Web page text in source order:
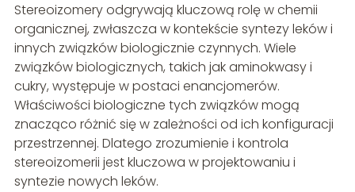
Stereoizomery odgrywają kluczową rolę w chemii
organicznej, zwłaszcza w kontekście syntezy leków i
innych związków biologicznie czynnych. Wiele
związków biologicznych, takich jak aminokwasy i
cukry, występuje w postaci enancjomerów.
Właściwości biologiczne tych związków mogą
znacząco różnić się w zależności od ich konfiguracji
przestrzennej. Dlatego zrozumienie i kontrola
stereoizomerii jest kluczowa w projektowaniu i
syntezie nowych leków.